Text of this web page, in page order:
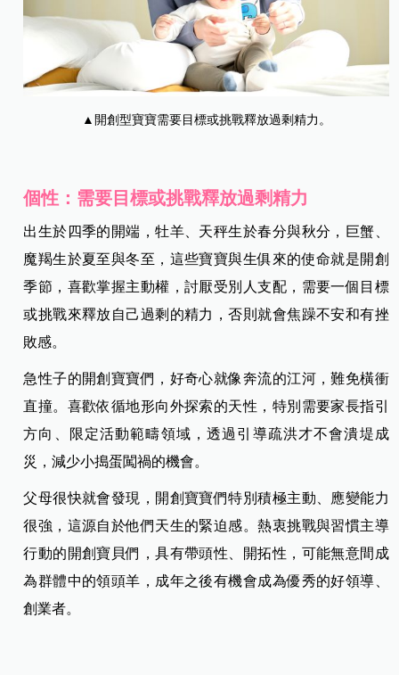
▲開創型寶寶需要目標或挑戰釋放過剩精力。
個性：需要目標或挑戰釋放過剩精力
出生於四季的開端，牡羊、天秤生於春分與秋分，巨蟹、
魔羯生於夏至與冬至，這些寶寶與生俱來的使命就是開創
季節，喜歡掌握主動權，討厭受別人支配，需要一個目標
或挑戰來釋放自己過剩的精力，否則就會焦躁不安和有挫
敗感。
急性子的開創寶寶們，好奇心就像奔流的江河，難免橫衝
直撞。喜歡依循地形向外探索的天性，特別需要家長指引
方向、限定活動範疇領域，透過引導疏洪才不會潰堤成
災，減少小搗蛋闖禍的機會。
父母很快就會發現，開創寶寶們特別積極主動、應變能力
很強，這源自於他們天生的緊迫感。熱衷挑戰與習慣主導
行動的開創寶貝們，具有帶頭性、開拓性，可能無意間成
為群體中的領頭羊，成年之後有機會成為優秀的好領導、
創業者。